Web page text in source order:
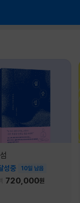
성중 10일 남음
720,000원